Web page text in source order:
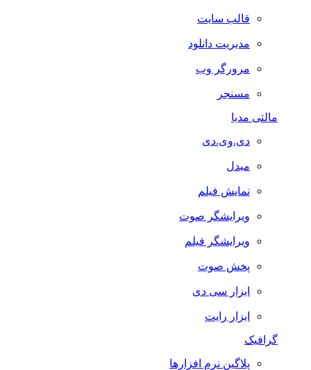
قالب سایت
مدیریت دانلود
مرورگر وب
مسنجر
مالتی مدیا
دی.وی.دی
مبدل
نمایش فیلم
ویرایشگر صوت
ویرایشگر فیلم
پخش صوت
ابزار سی دی
ابزار رایت
گرافیک
پلاگین نرم افزارها